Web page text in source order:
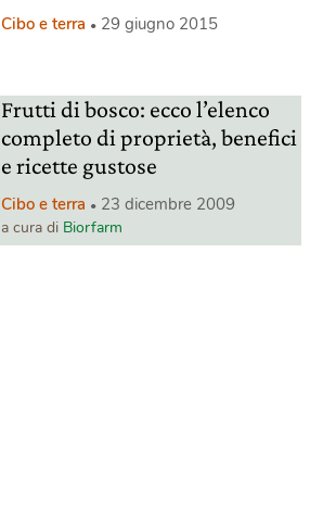
Cibo e terra 29 giugno 2015
Frutti di bosco: ecco l’elenco
completo di proprietà, benefici
e ricette gustose
Cibo e terra 23 dicembre 2009
a cura di Biorfarm